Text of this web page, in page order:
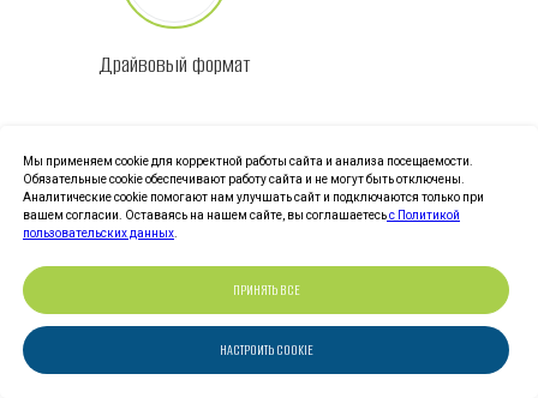
Драйвовый формат
Труднодоступные
локации —
уверенно,
безопасно, по-
Мы применяем cookie для корректной работы сайта и анализа посещаемости.
Обязательные cookie обеспечивают работу сайта и не могут быть отключены.
Аналитические cookie помогают нам улучшать сайт и подключаются только при
вашем согласии. Оставаясь на нашем сайте, вы соглашаетесьс Политикой
пользовательских данных.
ПРИНЯТЬ ВСЕ
НАСТРОИТЬ COOKIE